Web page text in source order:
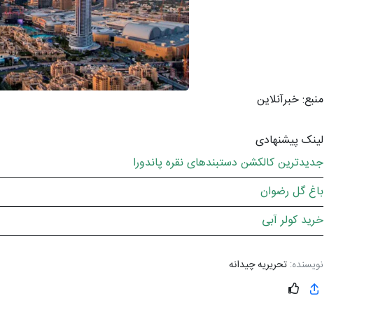
منبع: خبرآنلاین
لینک پیشنهادی
جدیدترین کالکشن دستبندهای نقره پاندورا
باغ گل رضوان
خرید کولر آبی
نویسنده: تحریریه چیدانه